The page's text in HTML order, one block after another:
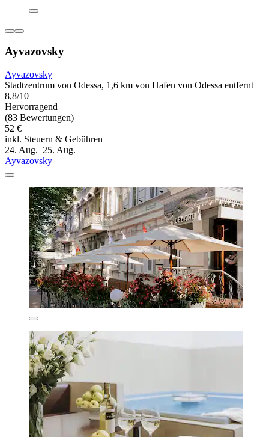
Ayvazovsky
Ayvazovsky
Stadtzentrum von Odessa, 1,6 km von Hafen von Odessa entfernt
8,8/10
Hervorragend
(83 Bewertungen)
52 €
inkl. Steuern & Gebühren
24. Aug.–25. Aug.
Ayvazovsky